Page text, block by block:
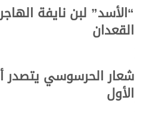
“الأسد” لبن نايفة
القعدان
شعار الحرسوسي يتصدر
الأول